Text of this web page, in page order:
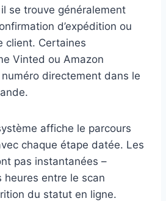
se trouve généralement
d’expédition ou
client. Certaines
Vinted ou Amazon
directement dans le
affiche le parcours
chaque étape datée. Les
pas instantanées –
heures entre le scan
du statut en ligne.